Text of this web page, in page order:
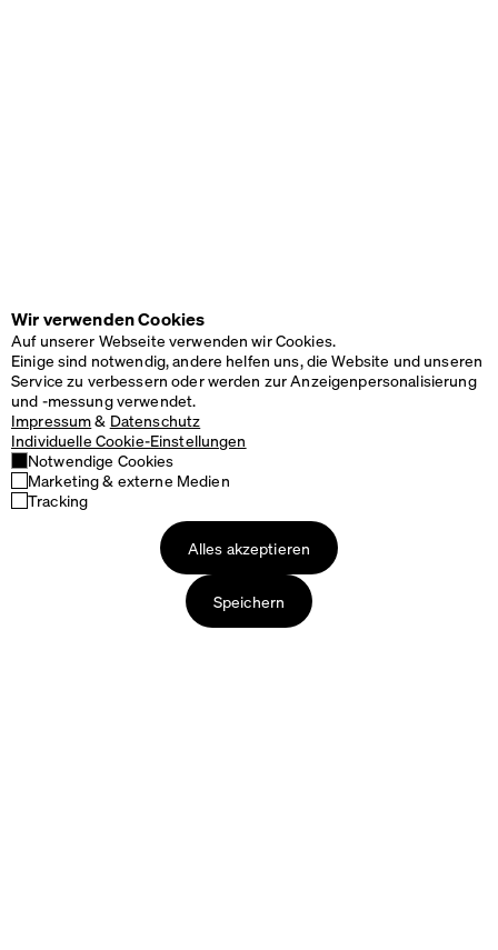
Wir verwenden Cookies
Auf unserer Webseite verwenden wir Cookies.
Einige sind notwendig, andere helfen uns, die Website und unseren
Service zu verbessern oder werden zur Anzeigenpersonalisierung
und -messung verwendet.
Impressum& Datenschutz
Individuelle Cookie-Einstellungen
Notwendige Cookies
Marketing & externe Medien
Tracking
Alles akzeptieren
Speichern